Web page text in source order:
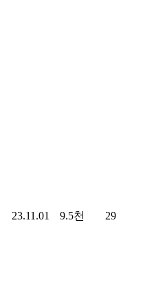
23.11.01 9.5천 29